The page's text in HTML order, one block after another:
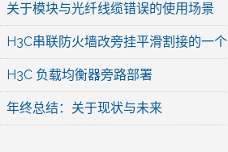
关于模块与光纤线缆错误的使用场景
H3C串联防火墙改旁挂平滑割接的一
H3C 负载均衡器旁路部署
年终总结：关于现状与未来